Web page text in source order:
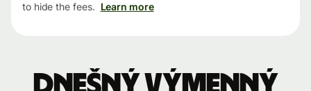
to hide the fees. Learn more